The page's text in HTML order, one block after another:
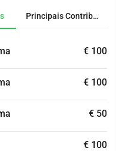
Principais Contribuidores
€ 100
€ 100
€ 50
€ 100